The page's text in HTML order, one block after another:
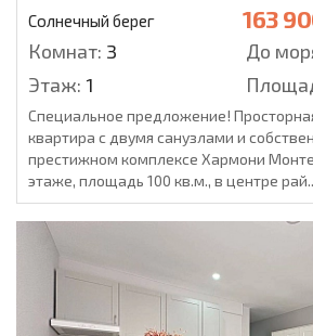
Солнечный берег 163
Комнат: 3 До
Этаж: 1
Специальное предложение!
квартира с двумя санузлами и
престижном комплексе Хармони
этаже, площадь 100 кв.м., в центре